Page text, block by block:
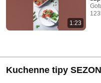
1:23
Kuchenne tipy